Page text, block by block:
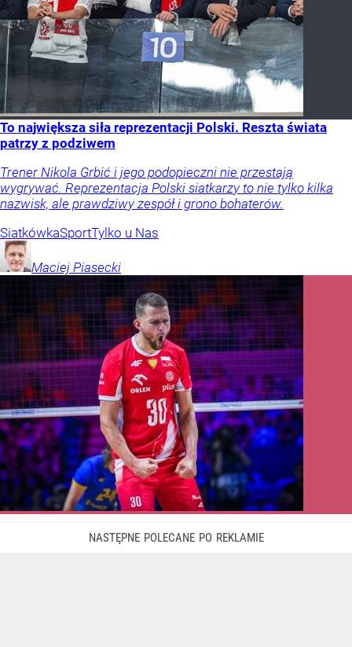
To największa siła reprezentacji Polski. Reszta świata
patrzy z podziwem
Trener Nikola Grbić i jego podopieczni nie przestają
wygrywać. Reprezentacja Polski siatkarzy to nie tylko kilka
nazwisk, ale prawdziwy zespół i grono bohaterów.
SiatkówkaSportTylko u Nas
Maciej Piasecki